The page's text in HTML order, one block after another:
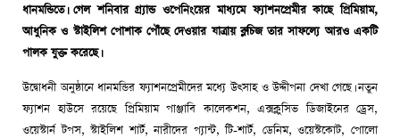
ধানমন্ডিতে। গেল শনিবার গ্র্যান্ড ওপেনিংয়ের মাধ্যমে ফ্যাশনপ্রেমীর কাছে প্রিমিয়াম,
আধুনিক ও স্টাইলিশ পোশাক পৌঁছে দেওয়ার যাত্রায় ব্লুচিজ তার সাফল্যে আরও একটি
পালক যুক্ত করেছে।
উদ্বোধনী অনুষ্ঠানে ধানমন্ডির ফ্যাশনপ্রেমীদের মধ্যে উৎসাহ ও উদ্দীপনা দেখা গেছে। নতুন
ফ্যাশন হাউসে রয়েছে প্রিমিয়াম পাঞ্জাবি কালেকশন, এক্সক্লুসিভ ডিজাইনের ড্রেস,
ওয়েস্টার্ন টপস, স্টাইলিশ শার্ট, নারীদের প্যান্ট, টি-শার্ট, ডেনিম, ওয়েস্টকোট, পোলো